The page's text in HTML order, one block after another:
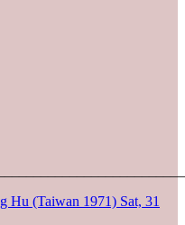
Hu (Taiwan 1971) Sat, 31